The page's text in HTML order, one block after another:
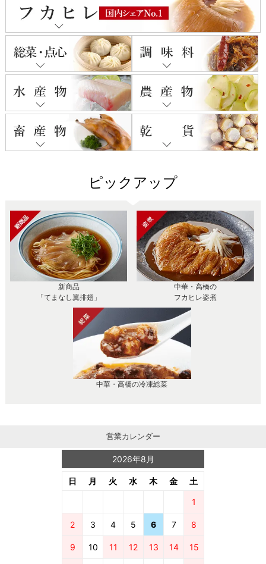
ピックアップ
新商品
「てまなし翼排翅」
中華・高橋の
フカヒレ姿煮
中華・高橋の冷凍総菜
営業カレンダー
2026年8月
日 月 火 水 木 金 土
1
2 3 4 5 6 7 8
9 10 11 12 13 14 15